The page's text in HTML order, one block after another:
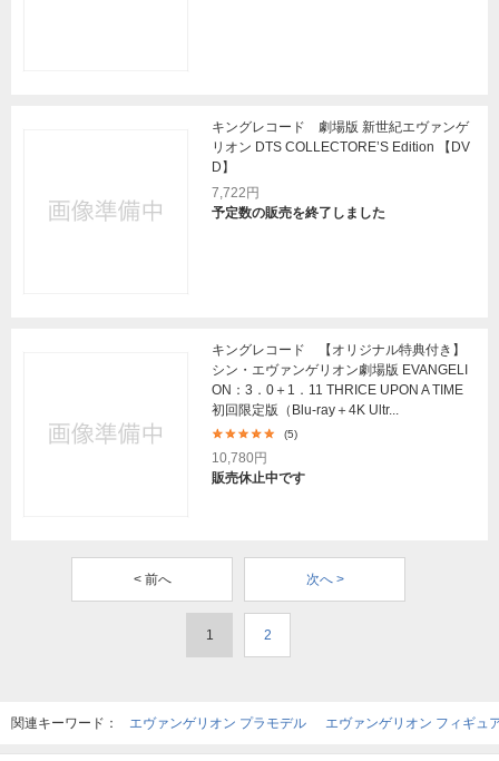
キングレコード 劇場版 新世紀エヴァンゲ
リオン DTS COLLECTORE’S Edition 【DV
D】
7,722円
予定数の販売を終了しました
キングレコード 【オリジナル特典付き】
シン・エヴァンゲリオン劇場版 EVANGELI
ON：3．0＋1．11 THRICE UPON A TIME
初回限定版（Blu-ray＋4K Ultr...
(5)
10,780円
販売休止中です
< 前へ 次へ >
1 2
関連キーワード： エヴァンゲリオン プラモデル エヴァンゲリオン フィギュ